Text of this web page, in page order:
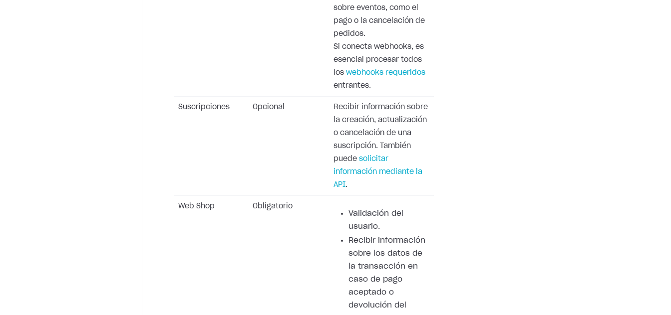
sobre eventos, como el
pago o la cancelación de
pedidos.
Si conecta webhooks, es
esencial procesar todos
los webhooks requeridos
entrantes.
Suscripciones Opcional
Recibir información sobre
la creación, actualización
o cancelación de una
suscripción. También
puede solicitar
información mediante la
API.
Web Shop Obligatorio
Validación del
usuario.
Recibir información
sobre los datos de
la transacción en
caso de pago
aceptado o
devolución del